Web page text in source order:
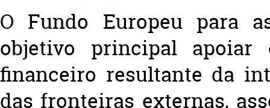
O Fundo Europeu para
objetivo principal apoiar
financeiro resultante da
das fronteiras externas,